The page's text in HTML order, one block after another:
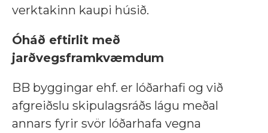
verktakinn kaupi húsið.
Óháð eftirlit með
jarðvegsframkvæmdum
BB byggingar ehf. er lóðarhafi og við
afgreiðslu skipulagsráðs lágu meðal
annars fyrir svör lóðarhafa vegna